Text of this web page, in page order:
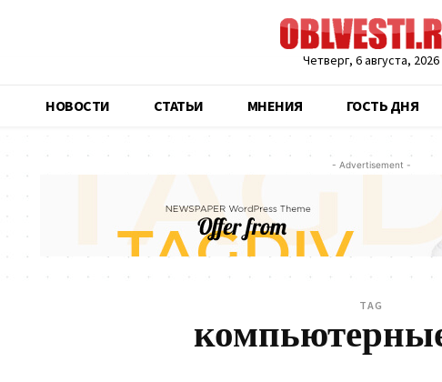
Четверг, 6 августа, 2026
НОВОСТИ CТАТЬИ МНЕНИЯ ГОСТЬ ДНЯ
- Advertisement -
TAG